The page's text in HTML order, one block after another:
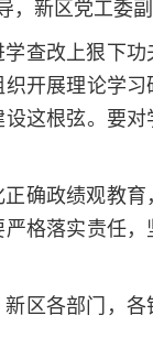
新区党工委副
查改上狠下
开展理论学
这根弦。要
确政绩观教
格落实责任
区各部门，